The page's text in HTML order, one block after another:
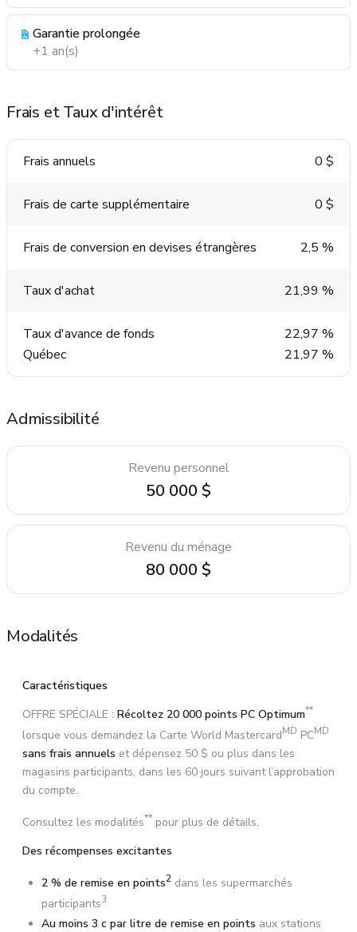
Garantie prolongée
+1 an(s)
Frais et Taux d'intérêt
Frais annuels 0 $
Frais de carte supplémentaire 0 $
Frais de conversion en devises étrangères 2,5 %
Taux d'achat 21,99 %
Taux d'avance de fonds
22,97 %
Québec
21,97 %
Admissibilité
Revenu personnel
50 000 $
Revenu du ménage
80 000 $
Modalités
Caractéristiques
OFFRE SPÉCIALE : Récoltez 20 000 points PC Optimum**
lorsque vous demandez la Carte World MastercardMD PCMD
sans frais annuels et dépensez 50 $ ou plus dans les
magasins participants, dans les 60 jours suivant l’approbation
du compte.
Consultez les modalités** pour plus de détails.
Des récompenses excitantes
2 % de remise en points2 dans les supermarchés
participants3
Au moins 3 c par litre de remise en points aux stations